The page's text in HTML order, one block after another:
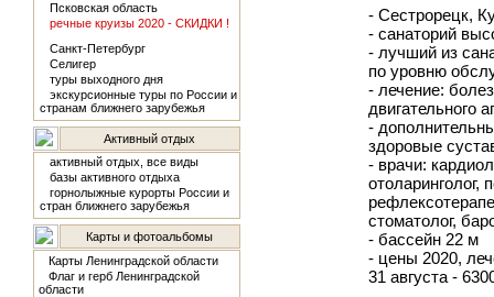
Псковская область
речные круизы 2020 - СКИДКИ !
Санкт-Петербург
Селигер
туры выходного дня
экскурсионные туры по России и
странам ближнего зарубежья
Активный отдых
активный отдых, все виды
базы активного отдыха
горнолыжные курорты России и
стран ближнего зарубежья
Карты и фотоальбомы
Карты Ленинградской области
Флаг и герб Ленинградской
области
- Сестрорецк,
- санаторий
- лучший из
по уровню
- лечение:
двигательного
-
здоровые
- врачи:
отоларинголог,
стоматолог,
- бассейн 22 м
- цены 2020,
31 августа -